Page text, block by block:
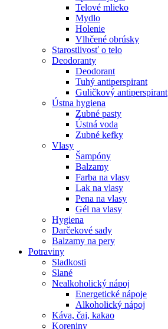
Telové mlieko
Mydlo
Holenie
Vlhčené obrúsky
Starostlivosť o telo
Deodoranty
Deodorant
Tuhý antiperspirant
Guličkový antiperspirant
Ústna hygiena
Zubné pasty
Ústná voda
Zubné kefky
Vlasy
Šampóny
Balzamy
Farba na vlasy
Lak na vlasy
Pena na vlasy
Gél na vlasy
Hygiena
Darčekové sady
Balzamy na pery
Potraviny
Sladkosti
Slané
Nealkoholický nápoj
Energetické nápoje
Alkoholický nápoj
Káva, čaj, kakao
Koreniny